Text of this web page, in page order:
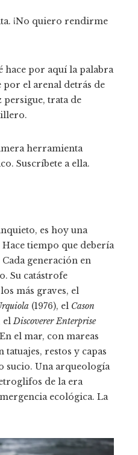
¡No quiero rendirme
hace por aquí la palabra
el arenal detrás de
persigue, trata de
herramienta
Suscríbete a ella.
es hoy una
tiempo que debería
generación en
Su catástrofe
más graves, el
(1976), el Cason
elDiscoverer Enterprise
el mar, con mareas
tatuajes, restos y capas
sucio. Una arqueología
de la era
ecológica. La